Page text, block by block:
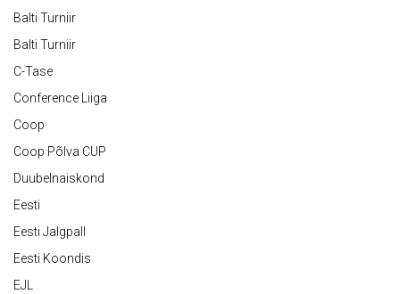
Balti Turniir
Balti Turniir
C-Tase
Conference Liiga
Coop
Coop Põlva CUP
Duubelnaiskond
Eesti
Eesti Jalgpall
Eesti Koondis
EJL